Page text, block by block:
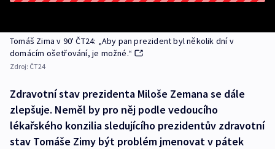
Tomáš Zima v 90' ČT24: „Aby pan prezident byl několik dní v
domácím ošetřování, je možné.“
Zdroj: ČT24
Zdravotní stav prezidenta Miloše Zemana se dále
zlepšuje. Neměl by pro něj podle vedoucího
lékařského konzilia sledujícího prezidentův zdravotní
stav Tomáše Zimy být problém jmenovat v pátek